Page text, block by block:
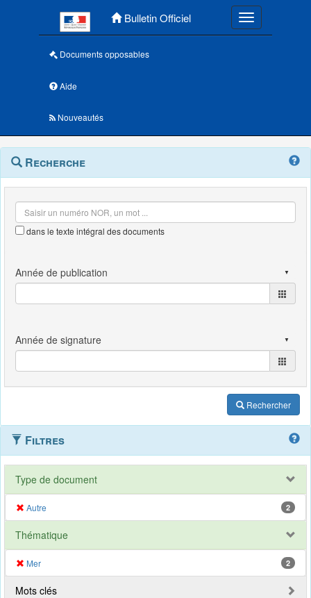
Bulletin Officiel Toggle
Documents opposables
Aide
Nouveautés
Navigation
outils
Menu
contextuel
Recherche
dans le texte intégral des documents
Rechercher
Filtres
Type de document
Autre 2
Thématique
Mer 2
Mots clés